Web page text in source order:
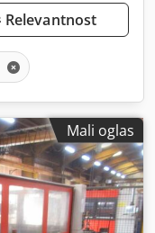
Relevantnost
Mali oglas